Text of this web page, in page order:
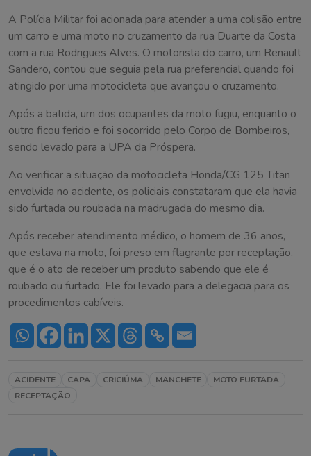
A Polícia Militar foi acionada para atender a uma colisão entre
um carro e uma moto no cruzamento da rua Duarte da Costa
com a rua Rodrigues Alves. O motorista do carro, um Renault
Sandero, contou que seguia pela rua preferencial quando foi
atingido por uma motocicleta que avançou o cruzamento.
Após a batida, um dos ocupantes da moto fugiu, enquanto o
outro ficou ferido e foi socorrido pelo Corpo de Bombeiros,
sendo levado para a UPA da Próspera.
Ao verificar a situação da motocicleta Honda/CG 125 Titan
envolvida no acidente, os policiais constataram que ela havia
sido furtada ou roubada na madrugada do mesmo dia.
Após receber atendimento médico, o homem de 36 anos,
que estava na moto, foi preso em flagrante por receptação,
que é o ato de receber um produto sabendo que ele é
roubado ou furtado. Ele foi levado para a delegacia para os
procedimentos cabíveis.
ACIDENTE CAPA CRICIÚMA MANCHETE
MOTO FURTADA
RECEPTAÇÃO